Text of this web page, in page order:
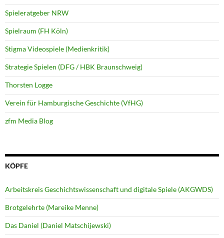
Spieleratgeber NRW
Spielraum (FH Köln)
Stigma Videospiele (Medienkritik)
Strategie Spielen (DFG / HBK Braunschweig)
Thorsten Logge
Verein für Hamburgische Geschichte (VfHG)
zfm Media Blog
KÖPFE
Arbeitskreis Geschichtswissenschaft und digitale Spiele (AKGWDS)
Brotgelehrte (Mareike Menne)
Das Daniel (Daniel Matschijewski)